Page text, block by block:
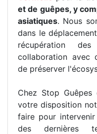
et de guêpes, y
asiatiques. Nous
dans le
récupération
collaboration avec
de préserver
Chez Stop
votre disposition
faire pour intervenir
des dernières